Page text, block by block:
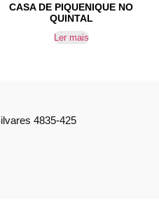
CASA DE PIQUENIQUE NO
QUINTAL
Ler mais
4835-425